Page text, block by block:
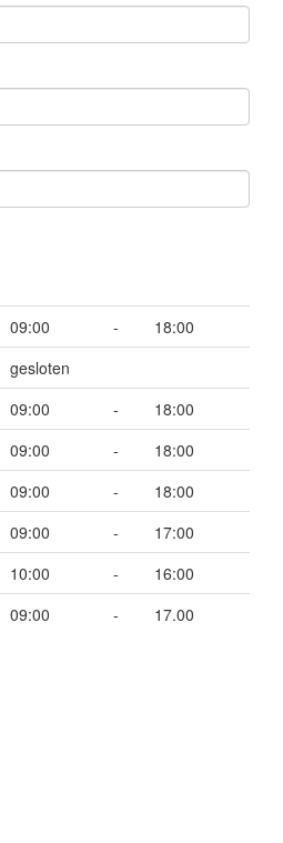
09:00 -
18:00
gesloten
09:00 -
18:00
09:00 -
18:00
09:00 -
18:00
09:00 -
17:00
10:00 -
16:00
09:00 - 17.00